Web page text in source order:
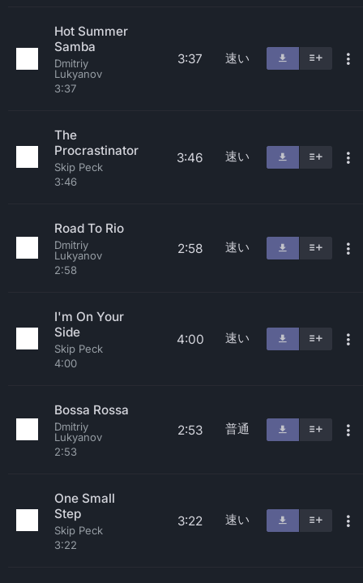
Hot Summer
Samba
Dmitriy
Lukyanov
3:37
3:37 速い
The
Procrastinator
Skip Peck
3:46
3:46 速い
Road To Rio
Dmitriy
Lukyanov
2:58
2:58 速い
I'm On Your
Side
Skip Peck
4:00
4:00 速い
Bossa Rossa
Dmitriy
Lukyanov
2:53
2:53 普通
One Small
Step
Skip Peck
3:22
3:22 速い